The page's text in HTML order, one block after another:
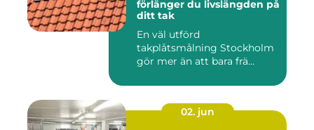
förlänger du livslängden på
ditt tak
En väl utförd
takplåtsmålning Stockholm
gör mer än att bara frä...
02. jun